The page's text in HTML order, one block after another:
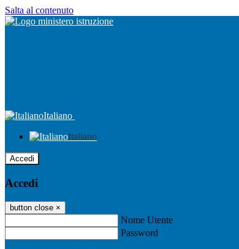
Salta al contenuto
Italiano
Italiano
Accedi
Accedi
button close ×
Nome Utente
Password